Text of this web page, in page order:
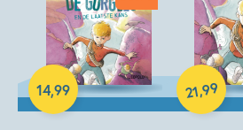
Opa & oma
Prentenboeken
Vriendschap
Jochem Myjer
14,99
Luisterboek
21,99
Hardcover